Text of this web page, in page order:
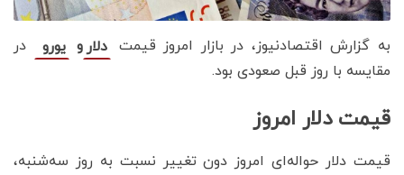
به گزارش اقتصادنیوز، در بازار امروز قیمت دلار و یورو
در
مقایسه با روز قبل صعودی بود.
قیمت دلار امروز
قیمت دلار حواله‌ای امروز دون تغییر نسبت به روز سه‌شنبه،